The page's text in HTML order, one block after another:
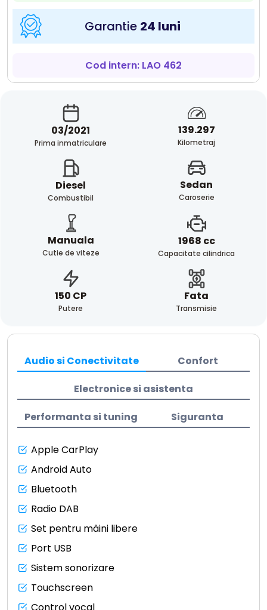
Garantie 24 luni
Cod intern: LAO 462
03/2021
Prima inmatriculare
139.297
Kilometraj
Diesel
Combustibil
Sedan
Caroserie
Manuala
Cutie de viteze
1968 cc
Capacitate cilindrica
150 CP
Putere
Fata
Transmisie
Audio si Conectivitate Confort
Electronice si asistenta
Performanta si tuning Siguranta
Apple CarPlay
Android Auto
Bluetooth
Radio DAB
Set pentru mâini libere
Port USB
Sistem sonorizare
Touchscreen